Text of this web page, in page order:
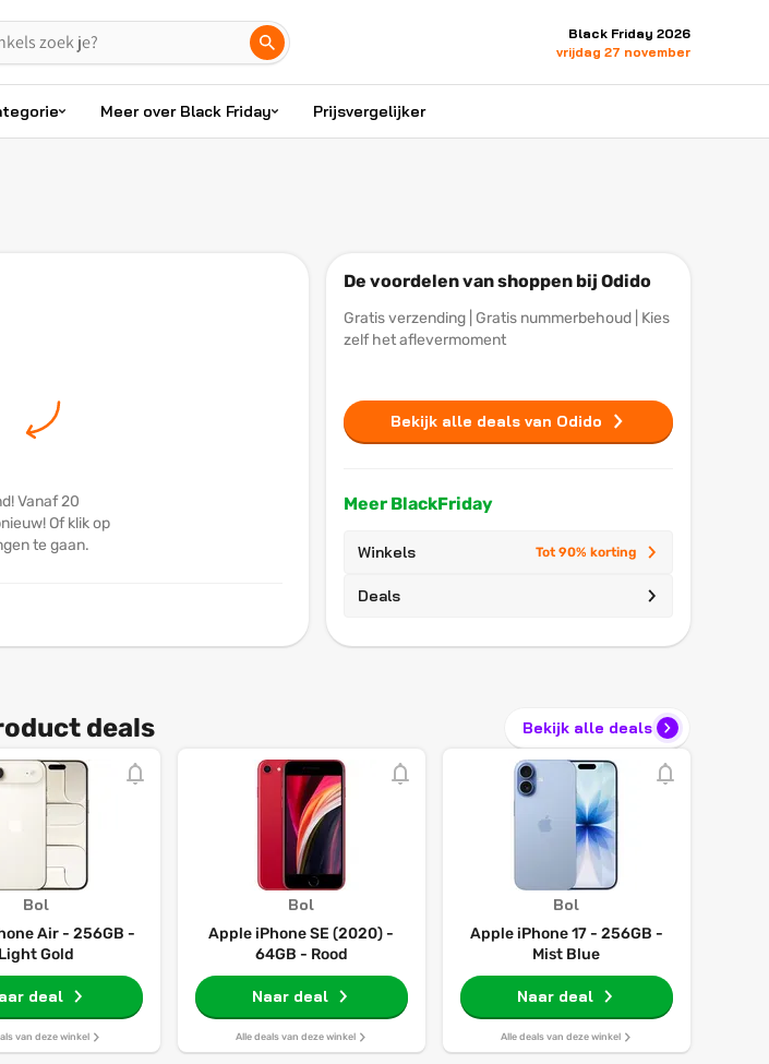
Black Friday 2026
vrijdag 27 november
Meer over Black Friday Prijsvergelijker
Vanaf 20
Of klik op
te gaan.
De voordelen van shoppen bij Odido
Gratis verzending | Gratis nummerbehoud | Kies
zelf het aflevermoment
Bekijk alle deals van Odido
Meer BlackFriday
Winkels Tot 90% korting
Deals
deals Bekijk alle deals
Bol
Air - 256GB -
Light Gold
deal
van deze winkel
Bol
Apple iPhone SE (2020) -
64GB - Rood
Naar deal
Alle deals van deze winkel
Bol
Apple iPhone 17 - 256GB -
Mist Blue
Naar deal
Alle deals van deze winkel